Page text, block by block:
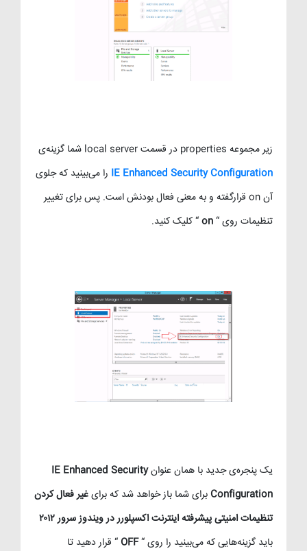
زیر مجموعه properties در قسمت local server شما گزینه‌ی
IE Enhanced Security Configuration را می‌بینید که جلوی
آن on قرارگفته و به معنی فعال بودنش است. پس برای تغییر
تنظیمات روی “on“ کلیک کنید.
یک پنجره‌ی جدید با همان عنوانIE Enhanced Security
Configuration برای شما باز خواهد شد که برایغیر فعال کردن
تنظیمات امنیتی پیشرفته اینترنت اکسپلورر در ویندوز سرور ۲۰۱۲
باید گزینه‌هایی که می‌بینید را روی “OFF “ قرار دهید تا